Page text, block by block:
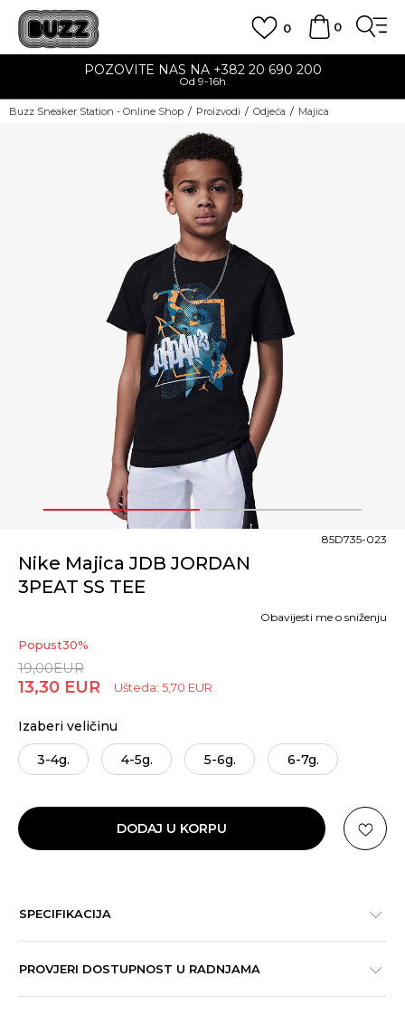
0
0
POZOVITE NAS NA +382 20 690 200
Od 9-16h
Buzz Sneaker Station - Online Shop Proizvodi Odjeća Majica
1 2
Nike Majica JDB JORDAN
3PEAT SS TEE
85D735-023
Popust30%
19,00EUR
13,30 EUR Ušteda: 5,70 EUR
Obavijesti me o sniženju
Izaberi veličinu
3-4g. 4-5g. 5-6g. 6-7g.
DODAJ U KORPU
SPECIFIKACIJA
PROVJERI DOSTUPNOST U RADNJAMA